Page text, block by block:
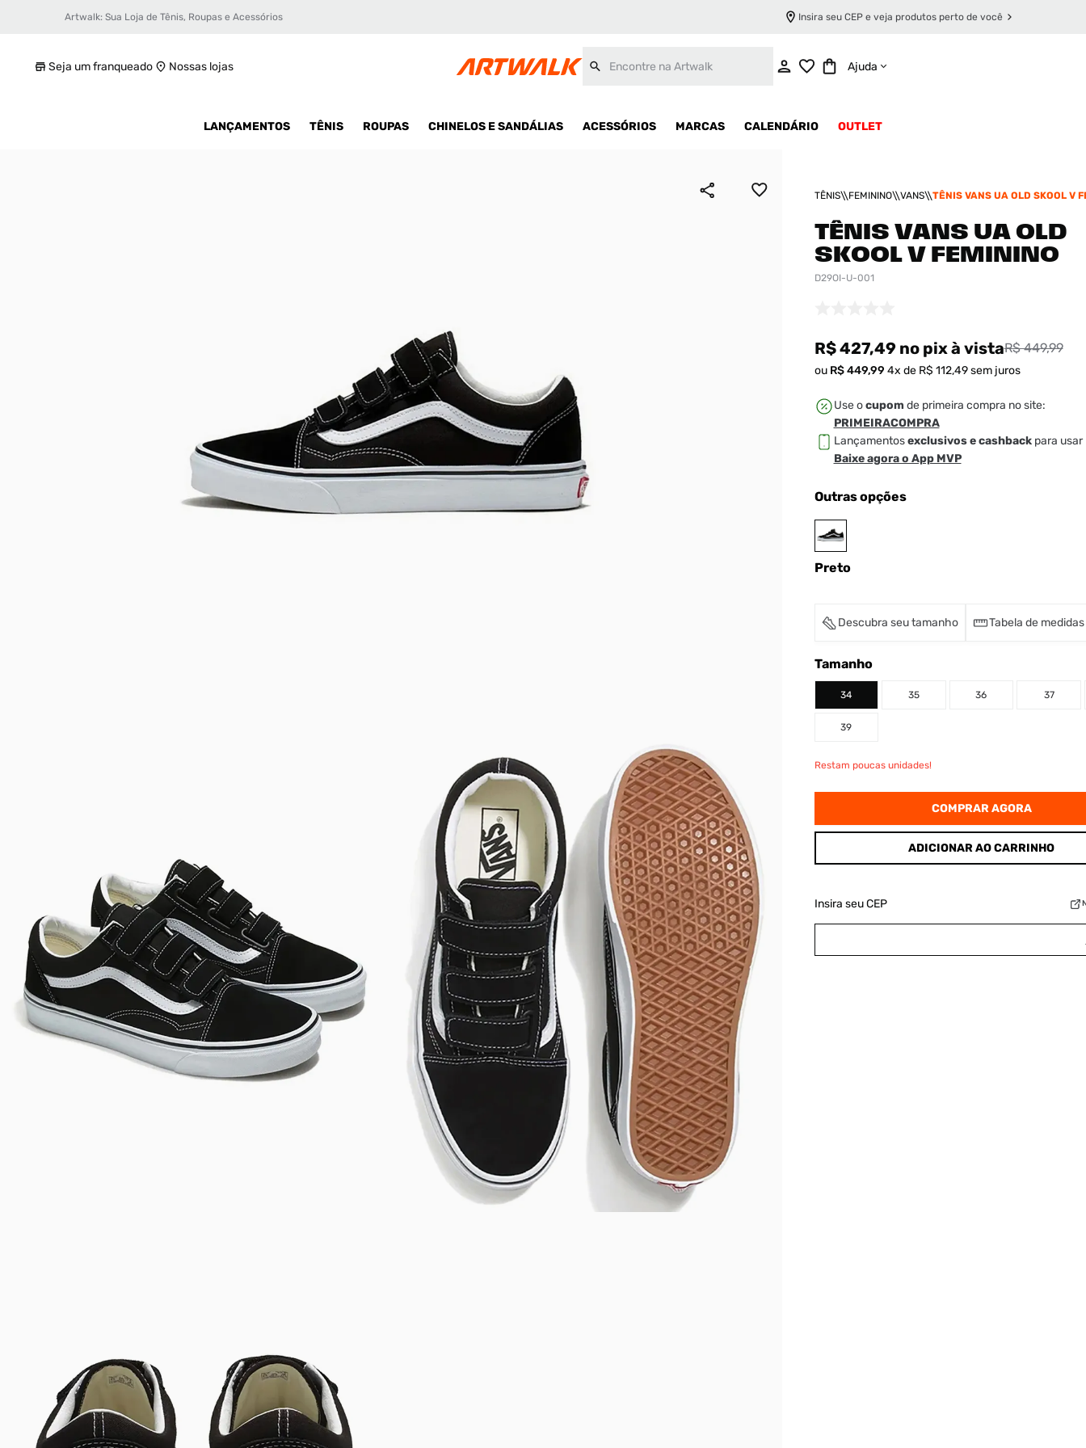
Artwalk: Sua Loja de Tênis, Roupas e Acessórios Insira seu CEP e veja produtos perto de você
Seja um franqueado Nossas lojas Ajuda
LANÇAMENTOS TÊNIS ROUPAS CHINELOS E SANDÁLIAS ACESSÓRIOS MARCAS CALENDÁRIO OUTLET
TÊNIS FEMININO VANS TÊNIS VANS UA OLD SKOOL V
TÊNIS VANS UA OLD
SKOOL V FEMININO
D29OI-U-001
R$ 427,49no pixà vistaR$ 449,99
ou R$ 449,99 4x de R$ 112,49sem juros
Use ocupom de primeira compra no site:
PRIMEIRACOMPRA
Lançamentosexclusivos e cashbackpara usar
Baixe agora o App MVP
Outras opções
Preto
Descubra seu tamanho Tabela de medidas
Tamanho
34 35 36 37
39
Restam poucas unidades!
COMPRAR AGORA
ADICIONAR AO CARRINHO
Insira seu CEP
null